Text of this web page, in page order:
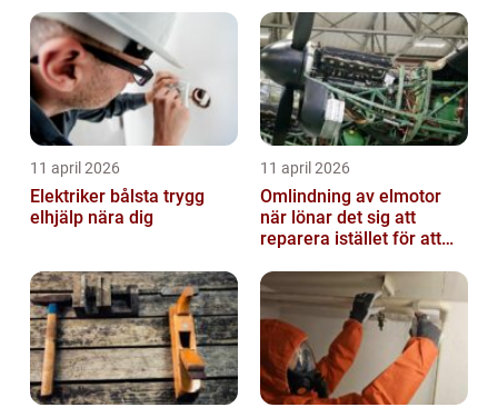
11 april 2026
Elektriker bålsta trygg
elhjälp nära dig
11 april 2026
Omlindning av elmotor
när lönar det sig att
reparera istället för att